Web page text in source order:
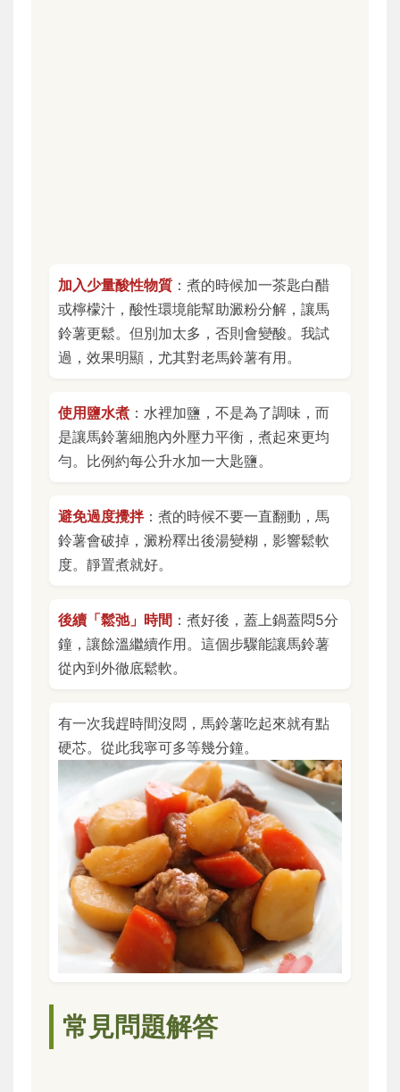
加入少量酸性物質 ：煮的時候加一茶匙白醋
或檸檬汁，酸性環境能幫助澱粉分解，讓馬
鈴薯更鬆。但別加太多，否則會變酸。我試
過，效果明顯，尤其對老馬鈴薯有用。
使用鹽水煮 ：水裡加鹽，不是為了調味，而
是讓馬鈴薯細胞內外壓力平衡，煮起來更均
勻。比例約每公升水加一大匙鹽。
避免過度攪拌：煮的時候不要一直翻動，馬
鈴薯會破掉，澱粉釋出後湯變糊，影響鬆軟
度。靜置煮就好。
後續「鬆弛」時間 ：煮好後，蓋上鍋蓋悶5分
鐘，讓餘溫繼續作用。這個步驟能讓馬鈴薯
從內到外徹底鬆軟。
有一次我趕時間沒悶，馬鈴薯吃起來就有點
硬芯。從此我寧可多等幾分鐘。
常見問題解答